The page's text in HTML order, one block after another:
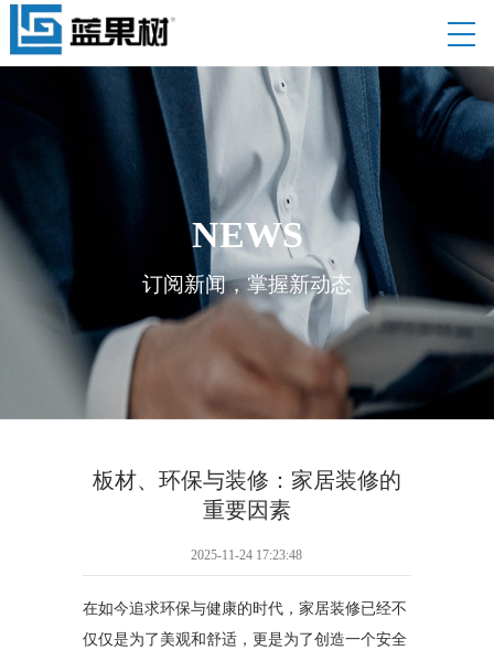
NEWS
订阅新闻，掌握新动态
板材、环保与装修：家居装修的
重要因素
2025-11-24 17:23:48
在如今追求环保与健康的时代，家居装修已经不
仅仅是为了美观和舒适，更是为了创造一个安全